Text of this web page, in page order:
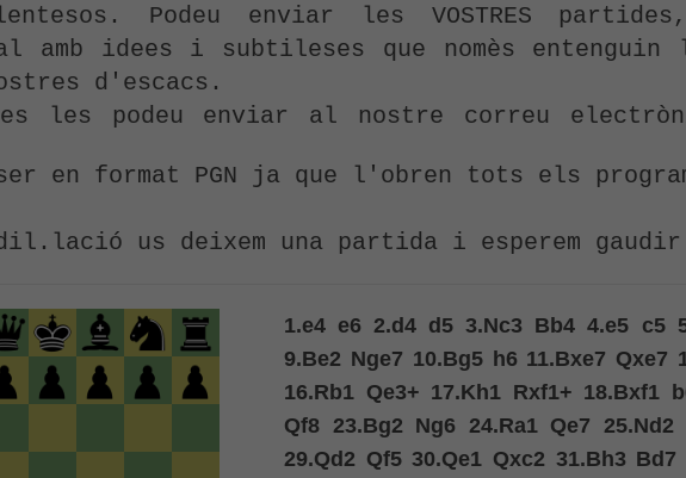
Podeu enviar les VOSTRES
amb idees i subtileses que nomès
d'escacs.
les podeu enviar al nostre correu
en format PGN ja que l'obren tots els
dil.lació us deixem una partida i esperem
1.e4 e6 2.d4 d5 3.Nc3 Bb4 4.e5 c5
9.Be2 Nge7 10.Bg5 h6 11.Bxe7 Qxe7
16.Rb1 Qe3+ 17.Kh1 Rxf1+ 18.Bxf1
Qf8 23.Bg2 Ng6 24.Ra1 Qe7 25.Nd2
29.Qd2 Qf5 30.Qe1 Qxc2 31.Bh3 Bd7